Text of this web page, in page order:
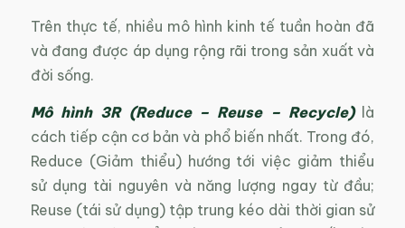
Trên thực tế, nhiều mô hình kinh tế tuần hoàn đã
và đang được áp dụng rộng rãi trong sản xuất và
đời sống.
Mô hình 3R (Reduce – Reuse – Recycle)là
cách tiếp cận cơ bản và phổ biến nhất. Trong đó,
Reduce (Giảm thiểu) hướng tới việc giảm thiểu
sử dụng tài nguyên và năng lượng ngay từ đầu;
Reuse (tái sử dụng) tập trung kéo dài thời gian sử